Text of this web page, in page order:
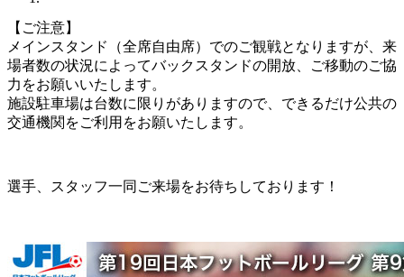
【ご注意】
メインスタンド（全席自由席）でのご観戦となりますが、来
場者数の状況によってバックスタンドの開放、ご移動のご協
力をお願いいたします。
施設駐車場は台数に限りがありますので、できるだけ公共の
交通機関をご利用をお願いたします。
選手、スタッフ一同ご来場をお待ちしております！